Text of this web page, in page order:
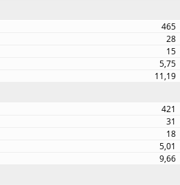
465
28
15
5,75
11,19
421
31
18
5,01
9,66